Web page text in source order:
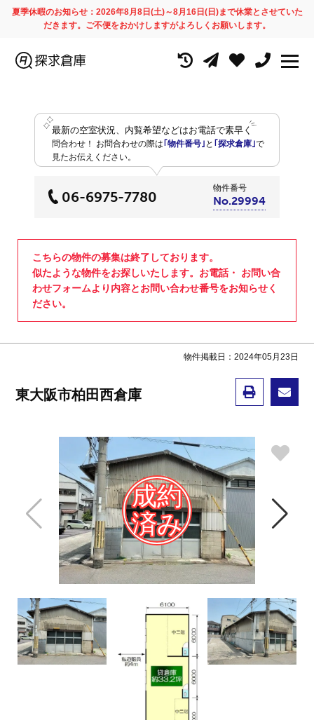
夏季休暇のお知らせ：2026年8月8日(土)～8月16日(日)まで休業とさせていた
だきます。ご不便をおかけしますがよろしくお願いします。
最新の空室状況、内覧希望などはお電話で素早く
問合わせ！ お問合わせの際は ｢物件番号｣ と ｢探求倉庫｣で
見たお伝えください。
06-6975-7780
物件番号
No.29994
こちらの物件の募集は終了しております。
似たような物件をお探しいたします。お電話・ お問い合
わせフォームより内容とお問い合わせ番号をお知らせく
ださい。
物件掲載日：2024年05月23日
東大阪市柏田西倉庫